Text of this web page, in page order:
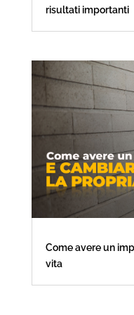
risultati importanti
Come avere un
vita